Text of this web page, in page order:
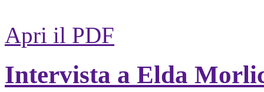
Apri il PDF
Intervista a Elda